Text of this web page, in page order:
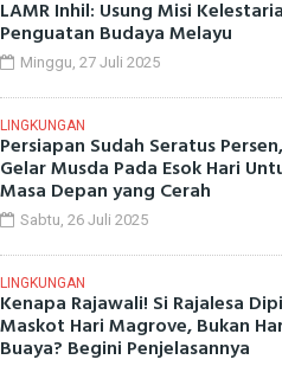
LAMR Inhil: Usung Misi
Penguatan Budaya Melayu
Minggu, 27 Juli 2025
LINGKUNGAN
Persiapan Sudah Seratus
Gelar Musda Pada Esok Hari
Masa Depan yang Cerah
Sabtu, 26 Juli 2025
LINGKUNGAN
Kenapa Rajawali! Si Rajalesa
Maskot Hari Magrove, Bukan
Buaya? Begini Penjelasannya